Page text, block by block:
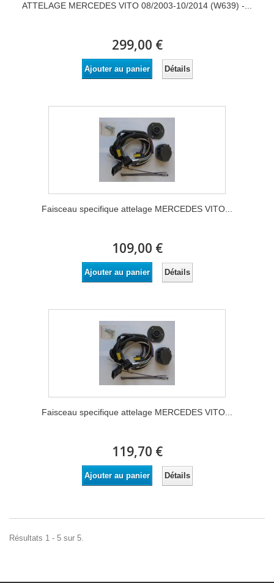
ATTELAGE MERCEDES VITO 08/2003-10/2014 (W639) -...
299,00 €
Ajouter au panier Détails
Faisceau specifique attelage MERCEDES VITO...
109,00 €
Ajouter au panier Détails
Faisceau specifique attelage MERCEDES VITO...
119,70 €
Ajouter au panier Détails
Résultats 1 - 5 sur 5.